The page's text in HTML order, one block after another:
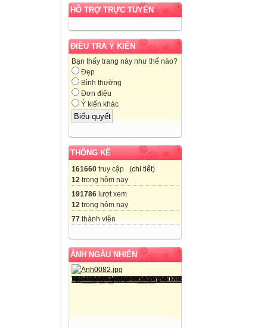
HỖ TRỢ TRỰC TUYẾN
ĐIỀU TRA Ý KIẾN
Bạn thấy trang này như thế nào?
Đẹp
Bình thường
Đơn điệu
Ý kiến khác
THỐNG KÊ
161660 truy cập (chi tiết)
12 trong hôm nay
191786 lượt xem
12 trong hôm nay
77 thành viên
ẢNH NGẪU NHIÊN